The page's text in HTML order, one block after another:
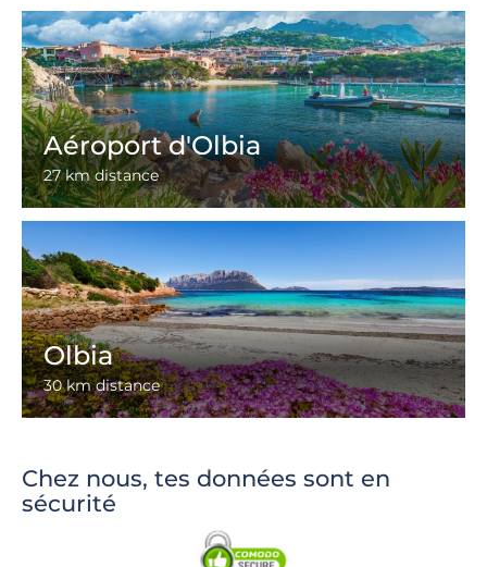
Aéroport d'Olbia
27 km distance
Olbia
30 km distance
Chez nous, tes données sont en
sécurité